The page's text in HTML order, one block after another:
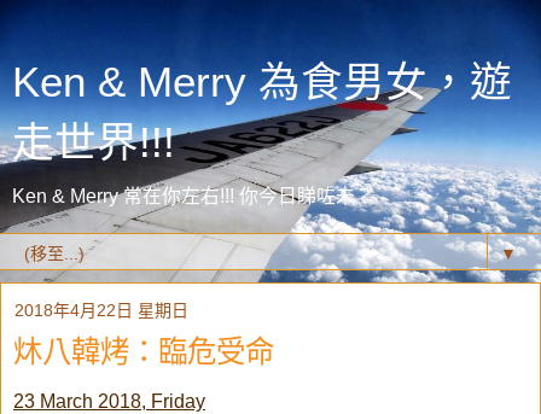
Ken & Merry 為食男女，遊
走世界!!!
Ken & Merry 常在你左右!!! 你今日睇咗未？
▼
2018年4月22日 星期日
炑八韓烤：臨危受命
23 March 2018, Friday